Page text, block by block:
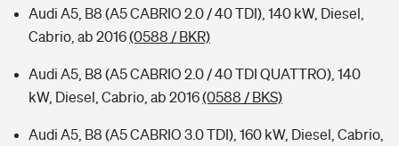
Audi A5, B8 (A5 CABRIO 2.0 / 40 TDI), 140 kW, Diesel,
Cabrio, ab 2016(0588 / BKR)
Audi A5, B8 (A5 CABRIO 2.0 / 40 TDI QUATTRO), 140
kW, Diesel, Cabrio, ab 2016(0588 / BKS)
Audi A5, B8 (A5 CABRIO 3.0 TDI), 160 kW, Diesel, Cabrio,